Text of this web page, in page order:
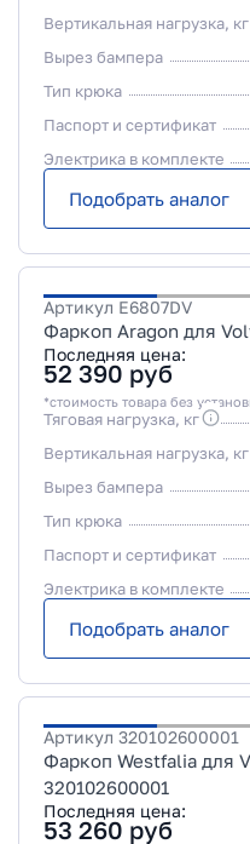
Вертикальная нагрузка, кг
Вырез бампера
Тип крюка
Паспорт и сертификат
Электрика в комплекте
Подобрать аналог
Артикул E6807DV
Фаркоп Aragon для
Последняя цена:
52 390 руб
*стоимость товара без
Тяговая нагрузка, кг
Вертикальная нагрузка, кг
Вырез бампера
Тип крюка
Паспорт и сертификат
Электрика в комплекте
Подобрать аналог
Артикул 320102600001
Фаркоп Westfalia для
320102600001
Последняя цена:
53 260 руб